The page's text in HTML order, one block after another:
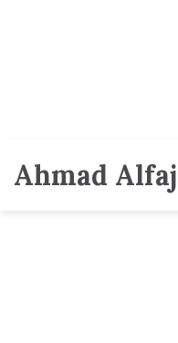
Ahmad